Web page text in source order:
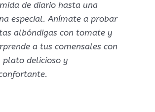
de diario hasta una
especial. Anímate a probar
albóndigas con tomate y
a tus comensales con
plato delicioso y